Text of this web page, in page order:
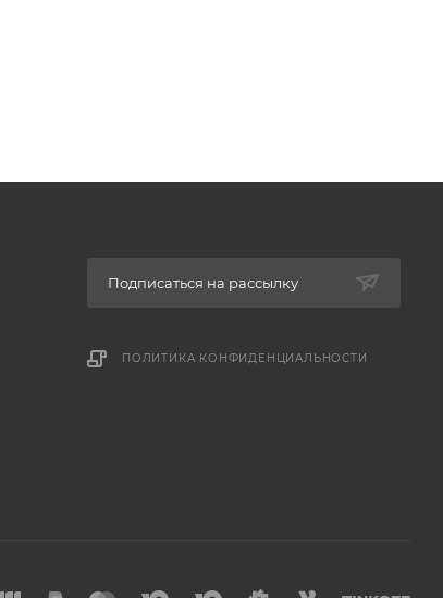
Подписаться на рассылку
ПОЛИТИКА КОНФИДЕНЦИАЛЬНОСТИ